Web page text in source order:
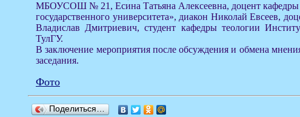
МБОУСОШ № 21, Есина Татьяна Алексеевна, доцент кафедры
государственного университета», диакон Николай Евсеев,
Владислав Дмитриевич, студент кафедры теологии
ТулГУ.
В заключение мероприятия после обсуждения и обмена
заседания.
Фото
Поделиться…